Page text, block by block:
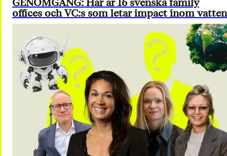
offices och VC:s som letar impact inom vatten